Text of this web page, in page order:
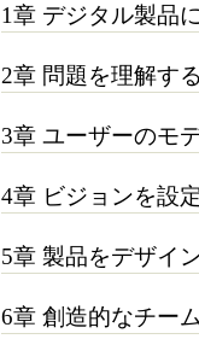
1章 デジタル製品
2章 問題を理解す
3章 ユーザーのモ
4章 ビジョンを設
5章 製品をデザイ
6章 創造的なチー